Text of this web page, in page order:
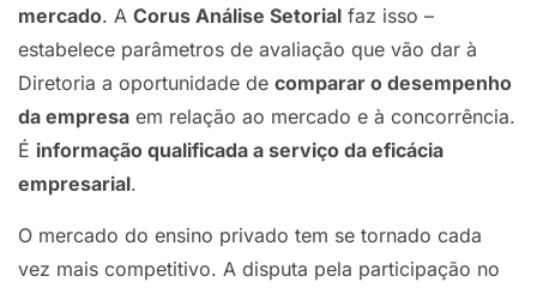
mercado. A Corus Análise Setorial faz isso –
estabelece parâmetros de avaliação que vão dar à
Diretoria a oportunidade de comparar o desempenho
da empresa em relação ao mercado e à concorrência.
É informação qualificada a serviço da eficácia
empresarial.
O mercado do ensino privado tem se tornado cada
vez mais competitivo. A disputa pela participação no